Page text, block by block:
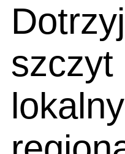
szczyt